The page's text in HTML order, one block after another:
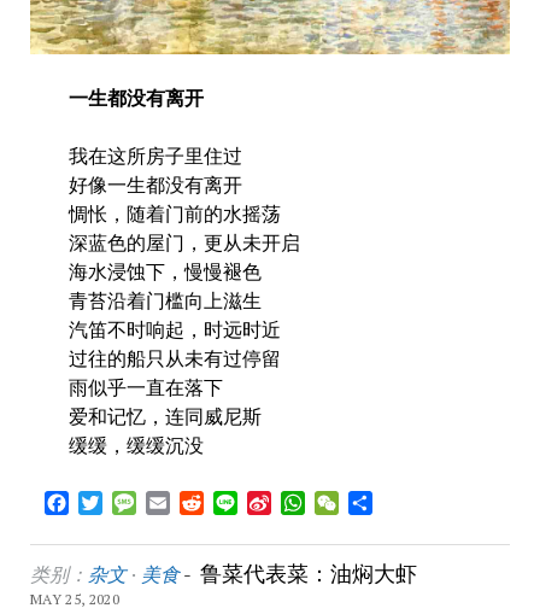
一生都没有离开
我在这所房子里住过
好像一生都没有离开
惆怅，随着门前的水摇荡
深蓝色的屋门，更从未开启
海水浸蚀下，慢慢褪色
青苔沿着门槛向上滋生
汽笛不时响起，时远时近
过往的船只从未有过停留
雨似乎一直在落下
爱和记忆，连同威尼斯
缓缓，缓缓沉没
Facebook
TwitterMessageEmailRedditLine Sina WhatsApp
WeChat
类别： 杂文· 美食- 鲁菜代表菜：油焖大虾
MAY 25, 2020